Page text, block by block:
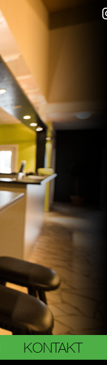
KONTAKT